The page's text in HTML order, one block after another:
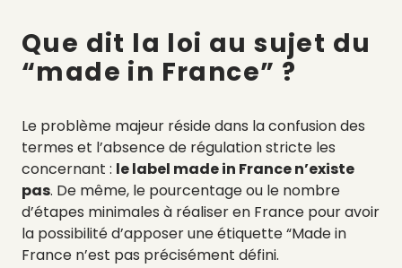
Que dit la loi au sujet du
“made in France” ?
Le problème majeur réside dans la confusion des
termes et l’absence de régulation stricte les
concernant : le label made in France n’existe
pas. De même, le pourcentage ou le nombre
d’étapes minimales à réaliser en France pour avoir
la possibilité d’apposer une étiquette “Made in
France n’est pas précisément défini.